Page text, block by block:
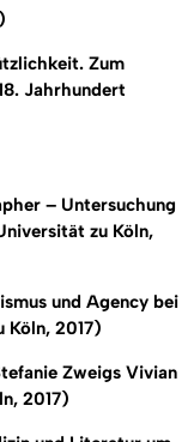
Zum
Jahrhundert
– Untersuchung
zu Köln,
und Agency bei
2017)
Zweigs Vivian
2017)